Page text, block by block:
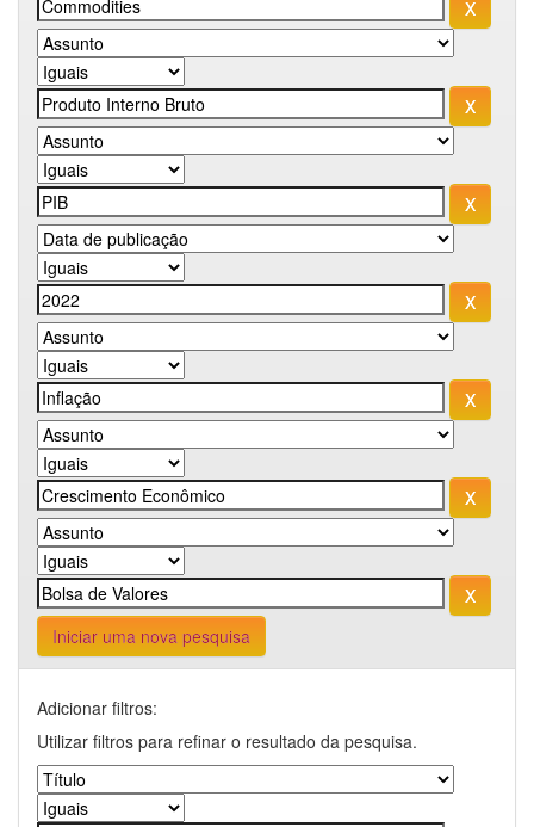
Iniciar uma nova pesquisa
Adicionar filtros:
Utilizar filtros para refinar o resultado da pesquisa.